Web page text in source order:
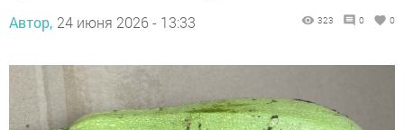
Автор, 24 июня 2026 - 13:33 323 0 0